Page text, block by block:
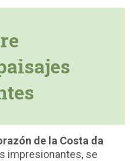
de la Costa da
impresionantes, se